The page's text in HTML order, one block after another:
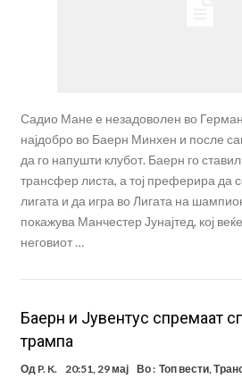
Садио Мане е незадоволен во
најдобро во Баерн Минхен и после
да го напушти клубот. Баерн го
трансфер листа, а тој преферира да
лигата и да игра во Лигата на
покажува Манчестер Јунајтед, кој
неговиот …
Баерн и Јувентус спремаат
трампа
Од P. K. 20:51, 29 мај Во : Топ вести,